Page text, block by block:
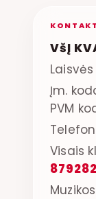
VšĮ
Įm.
PVM
Visais